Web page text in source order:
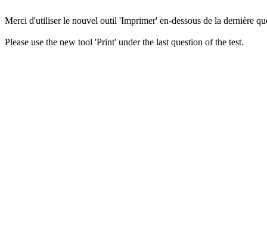
Merci d'utiliser le nouvel outil 'Imprimer' en-dessous de la dernière
Please use the new tool 'Print' under the last question of the test.